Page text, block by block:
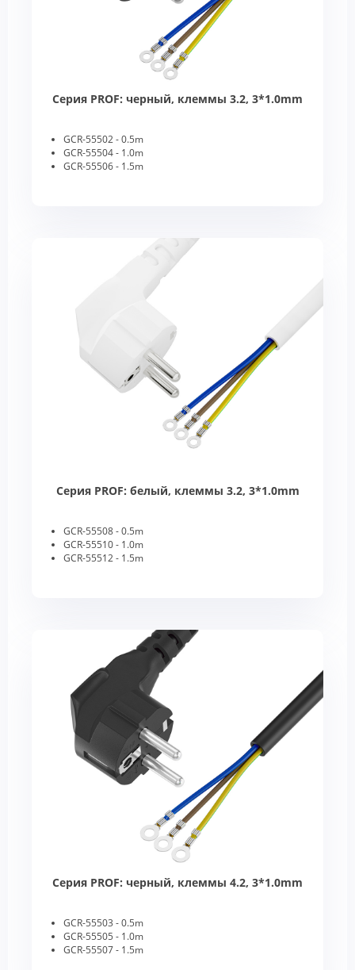
Серия PROF: черный, клеммы 3.2, 3*1.0mm
GCR-55502 - 0.5m
GCR-55504 - 1.0m
GCR-55506 - 1.5m
Серия PROF: белый, клеммы 3.2, 3*1.0mm
GCR-55508 - 0.5m
GCR-55510 - 1.0m
GCR-55512 - 1.5m
Серия PROF: черный, клеммы 4.2, 3*1.0mm
GCR-55503 - 0.5m
GCR-55505 - 1.0m
GCR-55507 - 1.5m